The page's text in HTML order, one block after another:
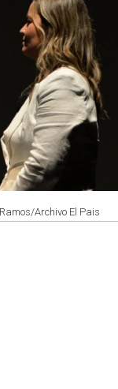
Archivo El Pais